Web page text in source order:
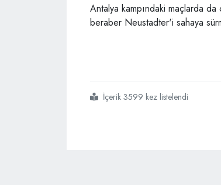
Antalya kampındaki maçlarda
beraber Neustadter'i sahaya
#fenerbahçe
#simon kjaer
#sakatlıkİçerik 3599 kez listelendi